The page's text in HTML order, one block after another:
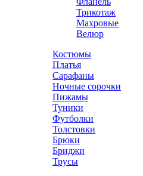
Трикотаж
Махровые
Велюр
Костюмы
Платья
Сарафаны
Ночные сорочки
Пижамы
Туники
Футболки
Толстовки
Брюки
Бриджи
Трусы